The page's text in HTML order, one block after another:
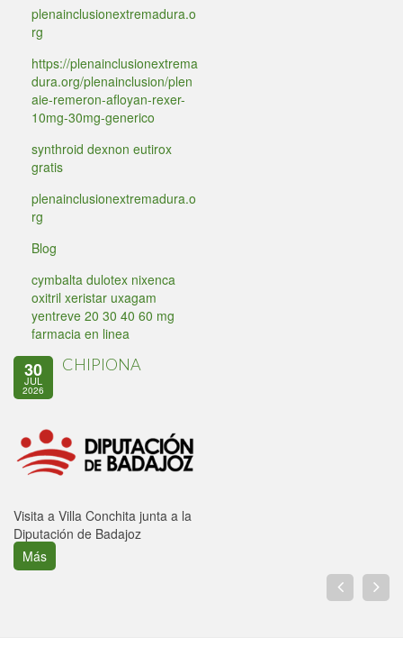
plenainclusionextremadura.o
rg
https://plenainclusionextrema
dura.org/plenainclusion/plen
aie-remeron-afloyan-rexer-
10mg-30mg-generico
synthroid dexnon eutirox
gratis
plenainclusionextremadura.o
rg
Blog
cymbalta dulotex nixenca
oxitril xeristar uxagam
yentreve 20 30 40 60 mg
farmacia en linea
30
JUL
2026
CHIPIONA
Visita a Villa Conchita junta a la
Diputación de Badajoz
Más